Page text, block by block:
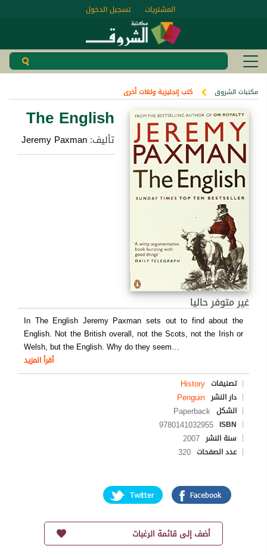
تسجيل الدخول المشتريات
مكتبات الشروق كتب إنجليزية ولغات أخرى
The English
تأليف:Jeremy Paxman
غير متوفر حاليا
In The English Jeremy Paxman sets out to find about the
English. Not the British overall, not the Scots, not the Irish or
Welsh, but the English. Why do they seem…
أقرأ المزيد
تصنيفات History
دار النشر Penguin
الشكل Paperback
ISBN
9780141032955
سنة النشر 2007
عدد الصفحات 320
أضف إلى قائمة الرغبات